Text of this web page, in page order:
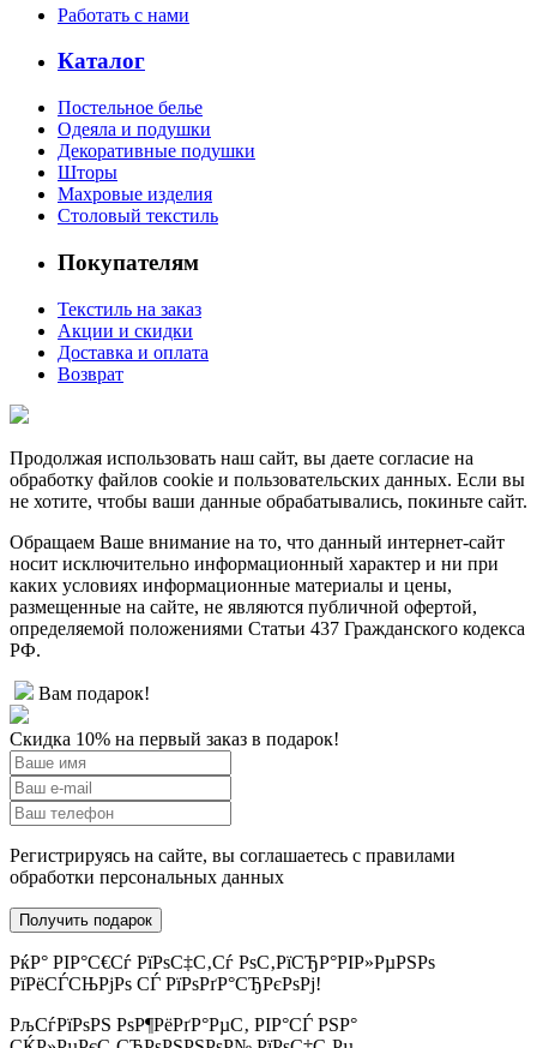
Работать с нами
Каталог
Постельное белье
Одеяла и подушки
Декоративные подушки
Шторы
Махровые изделия
Столовый текстиль
Покупателям
Текстиль на заказ
Акции и скидки
Доставка и оплата
Возврат
Продолжая использовать наш сайт, вы даете согласие на
обработку файлов cookie и пользовательских данных. Если вы
не хотите, чтобы ваши данные обрабатывались, покиньте сайт.
Обращаем Ваше внимание на то, что данный интернет-сайт
носит исключительно информационный характер и ни при
каких условиях информационные материалы и цены,
размещенные на сайте, не являются публичной офертой,
определяемой положениями Статьи 437 Гражданского кодекса
РФ.
Вам подарок!
Скидка 10% на первый заказ в подарок!
Регистрируясь на сайте, вы соглашаетесь с правилами
обработки персональных данных
РќР° РІР°С€Сѓ РїРѕС‡С‚Сѓ РѕС‚РїСЂР°РІР»РµРЅРѕ
РїРёСЃСЊРјРѕ СЃ РїРѕРґР°СЂРєРѕРј!
РљСѓРїРѕРЅ РѕР¶РёРґР°РµС‚ РІР°СЃ РЅР°